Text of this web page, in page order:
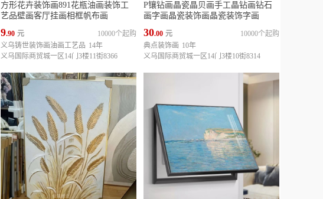
方形花卉装饰画891花瓶油画装饰工
艺品壁画客厅挂画相框帆布画
9.90 元
10000个起购
义乌铸世装饰画油画工艺品 14年
义乌国际商贸城一区14门3楼11街8366
P镶钻画晶瓷晶贝画手工晶钻画钻石
画字画晶瓷装饰画晶瓷装饰字画
30.00 元
10000个起购
典点装饰画 10年
义乌国际商贸城一区14门3楼10街8314